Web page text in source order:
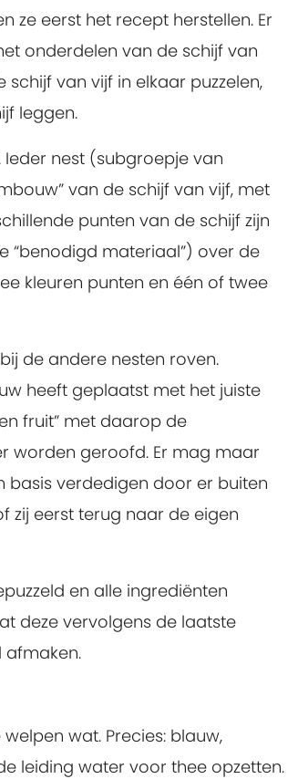
ze eerst het recept herstellen. Er
onderdelen van de schijf van
schijf van vijf in elkaar puzzelen,
leggen.
Ieder nest (subgroepje van
van de schijf van vijf, met
punten van de schijf zijn
“benodigd materiaal”) over de
kleuren punten en één of twee
de andere nesten roven.
heeft geplaatst met het juiste
fruit” met daarop de
worden geroofd. Er mag maar
basis verdedigen door er buiten
zij eerst terug naar de eigen
en alle ingrediënten
deze vervolgens de laatste
afmaken.
wat. Precies: blauw,
leiding water voor thee opzetten.